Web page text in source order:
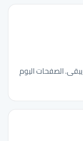
يبقى. الصفحات اليوم